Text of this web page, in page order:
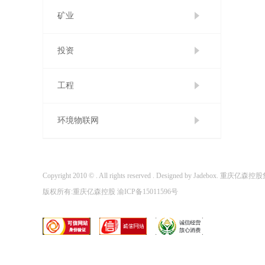
矿业
投资
工程
环境物联网
Copyright 2010 © . All rights reserved . Designed by Jadebox. 重庆亿森控
版权所有:重庆亿森控股 渝ICP备15011596号